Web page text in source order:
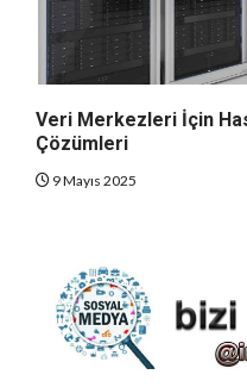
Veri Merkezleri İçin
Çözümleri
9 Mayıs 2025